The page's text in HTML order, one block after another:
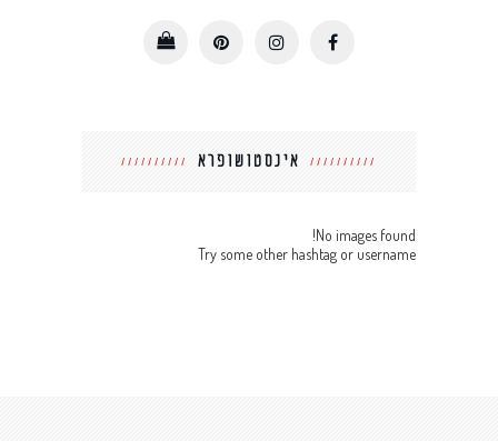
אינסטושופרא
No images found!
Try some other hashtag or username